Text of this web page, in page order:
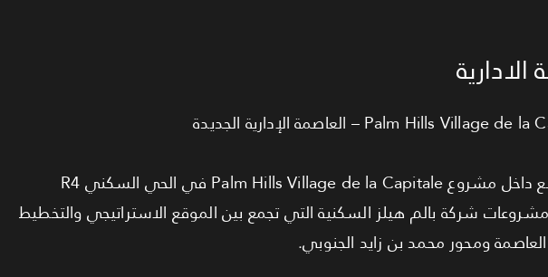
شقة مميزة بمساحة 140.5 متر مربع داخل مشروع Palm Hills Village de la Capitale في الحي السكني R4
مشروعات شركة بالم هيلز السكنية التي تجمع بين الموقع الاستراتيجي والتخطيط
ومحور محمد بن زايد الجنوبي.